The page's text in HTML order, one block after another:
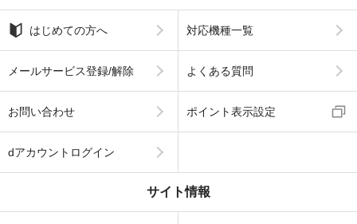
はじめての方へ 対応機種一覧
メールサービス登録/解除 よくある質問
お問い合わせ ポイント表示設定
dアカウントログイン
サイト情報